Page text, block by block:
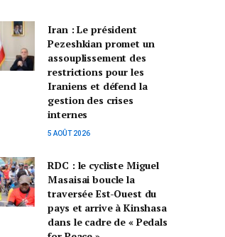
Iran : Le président
Pezeshkian promet un
assouplissement des
restrictions pour les
Iraniens et défend la
gestion des crises
internes
5 AOÛT 2026
RDC : le cycliste Miguel
Masaisai boucle la
traversée Est-Ouest du
pays et arrive à Kinshasa
dans le cadre de « Pedals